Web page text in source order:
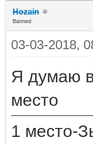
Hozain
Banned
03-03-2018,
Я думаю
место
1 место-